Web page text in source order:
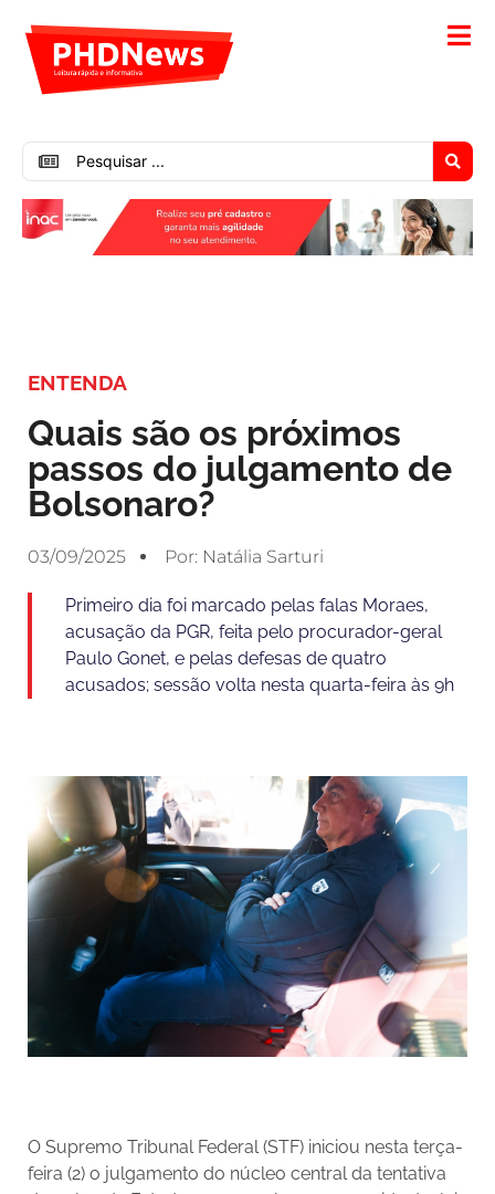
ENTENDA
Quais são os próximos
passos do julgamento de
Bolsonaro?
03/09/2025 Por: Natália Sarturi
Primeiro dia foi marcado pelas falas Moraes,
acusação da PGR, feita pelo procurador-geral
Paulo Gonet, e pelas defesas de quatro
acusados; sessão volta nesta quarta-feira às 9h
O Supremo Tribunal Federal (STF) iniciou nesta terça-
feira (2) o julgamento do núcleo central da tentativa